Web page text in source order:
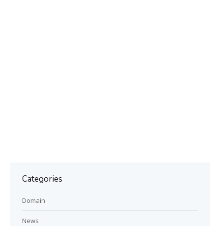
Categories
Domain
News